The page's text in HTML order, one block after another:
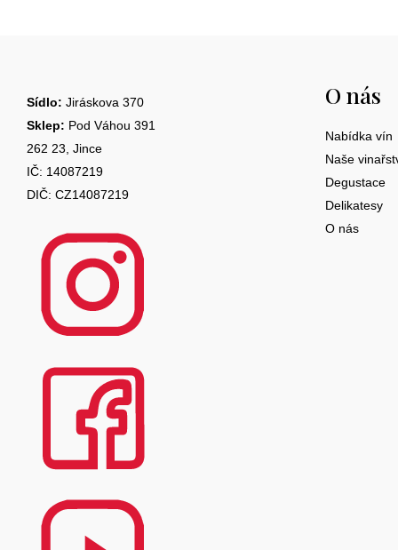
Sídlo: Jiráskova 370
Sklep: Pod Váhou 391
262 23, Jince
IČ: 14087219
DIČ: CZ14087219
O nás
Nabídka vín
Naše
Degustace
Delikatesy
O nás